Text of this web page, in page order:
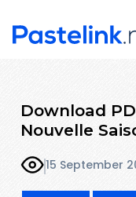
Download
Nouvelle
15 September